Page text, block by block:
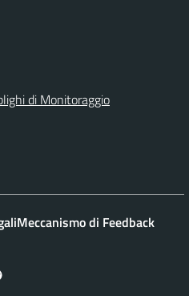
di Monitoraggio
Meccanismo di Feedback